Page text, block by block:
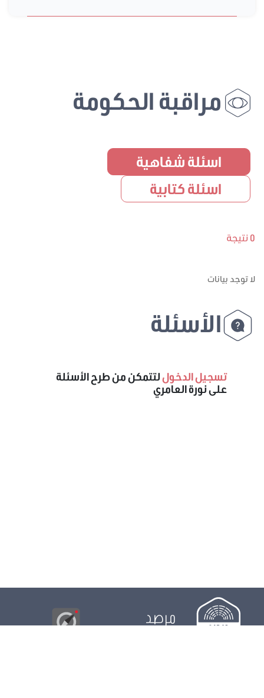
مراقبة الحكومة
اسئلة شفاهية
اسئلة كتابية
0 نتيجة
لا توجد بيانات
الأسئلة
تسجيل الدخوللتتمكن من طرح الأسئلة
على نورة العامري
مرصد